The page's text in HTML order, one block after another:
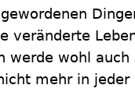
veränderte
werde wohl auch
mehr in jeder